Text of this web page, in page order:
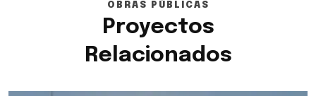
OBRAS PÚBLICAS
Proyectos
Relacionados